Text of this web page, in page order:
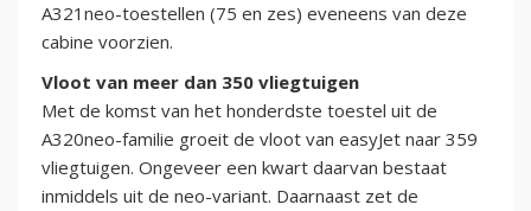
A321neo-toestellen (75 en zes) eveneens van deze
cabine voorzien.
Vloot van meer dan 350 vliegtuigen
Met de komst van het honderdste toestel uit de
A320neo-familie groeit de vloot van easyJet naar 359
vliegtuigen. Ongeveer een kwart daarvan bestaat
inmiddels uit de neo-variant. Daarnaast zet de